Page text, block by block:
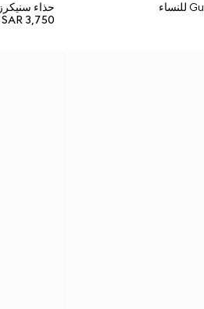
حذاء سنيكرز Gucci Tempo للنساء
SAR 3,750